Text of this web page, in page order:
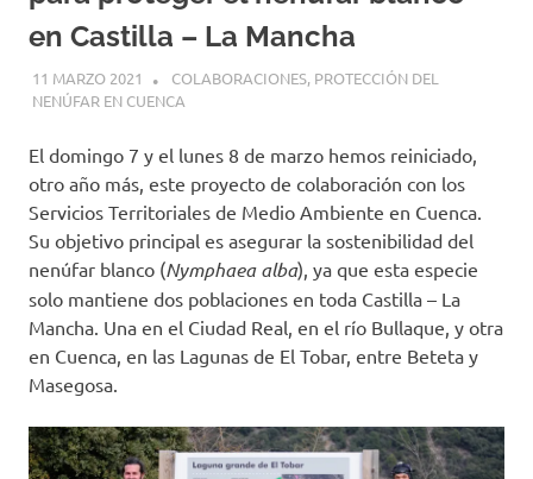
en Castilla – La Mancha
11 MARZO 2021 GEMOSCLERA
COLABORACIONES, PROTECCIÓN DEL
NENÚFAR EN CUENCA
El domingo 7 y el lunes 8 de marzo hemos reiniciado,
otro año más, este proyecto de colaboración con los
Servicios Territoriales de Medio Ambiente en Cuenca.
Su objetivo principal es asegurar la sostenibilidad del
nenúfar blanco (Nymphaea alba), ya que esta especie
solo mantiene dos poblaciones en toda Castilla – La
Mancha. Una en el Ciudad Real, en el río Bullaque, y otra
en Cuenca, en las Lagunas de El Tobar, entre Beteta y
Masegosa.